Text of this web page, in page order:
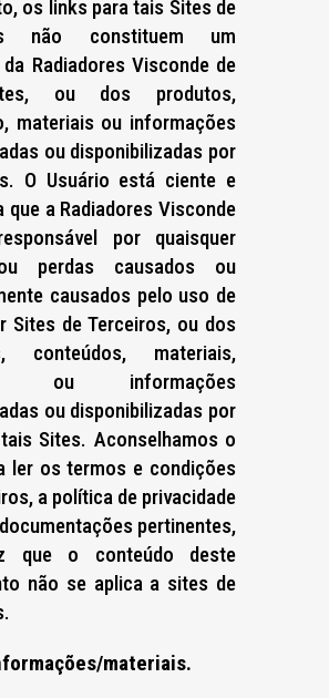
os links para tais Sites de
não constituem um
Radiadores Visconde de
ou dos produtos,
materiais ou informações
ou disponibilizadas por
O Usuário está ciente e
que a Radiadores Visconde
por quaisquer
perdas causados ou
causados pelo uso de
Sites de Terceiros, ou dos
conteúdos, materiais,
ou informações
ou disponibilizadas por
Sites. Aconselhamos o
ler os termos e condições
a política de privacidade
pertinentes,
que o conteúdo deste
não se aplica a sites de
materiais.